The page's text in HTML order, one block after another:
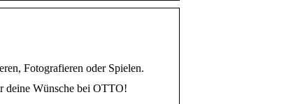
Fotografieren oder Spielen.
deine Wünsche bei OTTO!